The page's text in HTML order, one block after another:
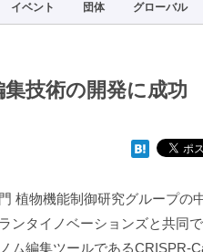
イベント 団体 グローバル
技術の開発に成功
植物機能制御研究グループの
ンタイノベーションズと共同
ム編集ツールであるCRISPR-